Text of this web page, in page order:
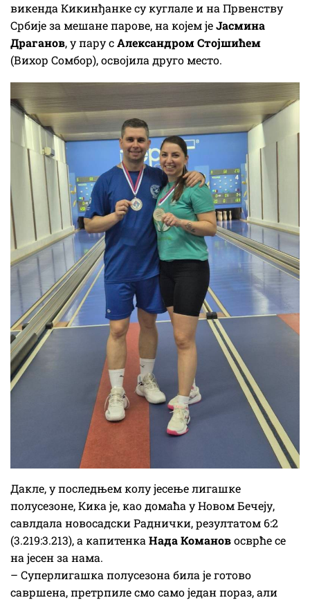
викенда Кикинђанке су куглале и на Првенству
Србије за мешане парове, на којем јеЈасмина
Драганов, у пару сАлександром Стојшићем
(Вихор Сомбор), освојила друго место.
Дакле, у последњем колу јесење лигашке
полусезоне, Кика је, као домаћа у Новом Бечеју,
савлдала новосадски Раднички, резултатом 6:2
(3.219:3.213), а капитенка Нада Комановосврће се
на јесен за нама.
– Суперлигашка полусезона била је готово
савршена, претрпиле смо само један пораз, али